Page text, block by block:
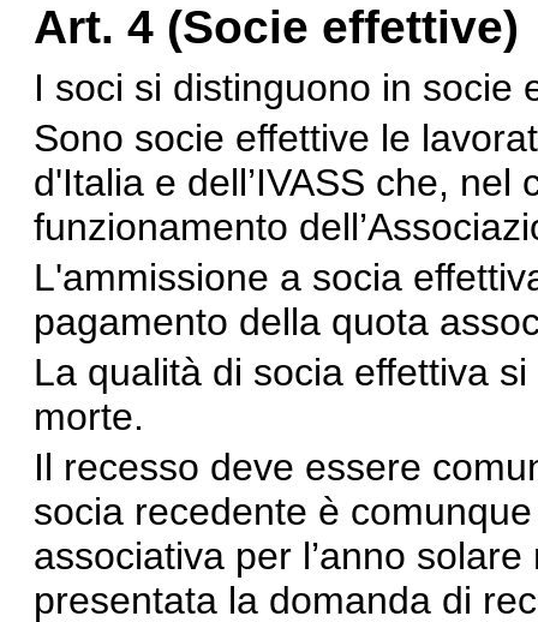
Art. 4 (Socie effettive)
I soci si distinguono in socie
Sono socie effettive le
d'Italia e dell’IVASS che,
funzionamento
L'ammissione a socia
pagamento della quota
La qualità di socia effettiva
morte.
Il recesso deve essere
socia recedente è
associativa per l’anno
presentata la domanda di